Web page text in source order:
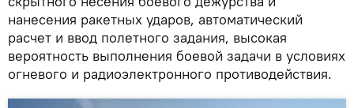
нанесения ракетных ударов, автоматический
расчет и ввод полетного задания, высокая
вероятность выполнения боевой задачи в условиях
огневого и радиоэлектронного противодействия.